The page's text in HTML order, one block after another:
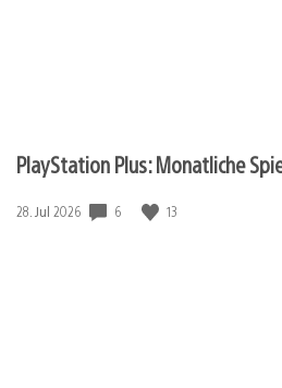
PlayStation Plus: Monatliche
Veröffentlichungsdatum:
28. Jul 2026 6 13